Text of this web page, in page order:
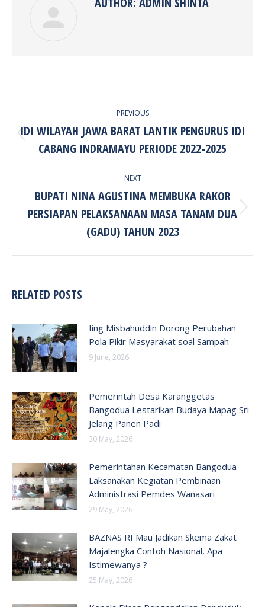
PREVIOUS
Previous
post:
IDI WILAYAH JAWA BARAT LANTIK PENGURUS IDI
CABANG INDRAMAYU PERIODE 2022-2025
NEXT
Next
post:
BUPATI NINA AGUSTINA MEMBUKA RAKOR
PERSIAPAN PELAKSANAAN MASA TANAM DUA
(GADU) TAHUN 2023
RELATED POSTS
Iing Misbahuddin Dorong Perubahan
Pola Pikir Masyarakat soal Sampah
9 June, 2026
Pemerintah Desa Karanggetas
Bangodua Lestarikan Budaya Mapag Sri
Jelang Panen Padi
30 May, 2026
Pemerintahan Kecamatan Bangodua
Laksanakan Kegiatan Pembinaan
Administrasi Pemdes Wanasari
29 May, 2026
BAZNAS RI Mau Jadikan Skema Zakat
Majalengka Contoh Nasional, Apa
Istimewanya ?
25 May, 2026